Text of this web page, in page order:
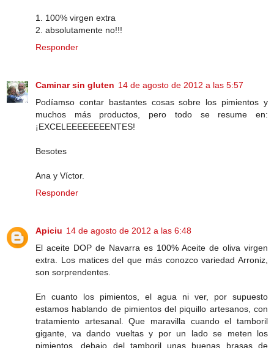
1. 100% virgen extra
2. absolutamente no!!!
Responder
Caminar sin gluten 14 de agosto de 2012 a las 5:57
Podíamso contar bastantes cosas sobre los pimientos y
muchos más productos, pero todo se resume en:
¡EXCELEEEEEEEENTES!
Besotes
Ana y Víctor.
Responder
Apiciu 14 de agosto de 2012 a las 6:48
El aceite DOP de Navarra es 100% Aceite de oliva virgen
extra. Los matices del que más conozco variedad Arroniz,
son sorprendentes.
En cuanto los pimientos, el agua ni ver, por supuesto
estamos hablando de pimientos del piquillo artesanos, con
tratamiento artesanal. Que maravilla cuando el tamboril
gigante, va dando vueltas y por un lado se meten los
pimientos, debajo del tamboril unas buenas brasas de